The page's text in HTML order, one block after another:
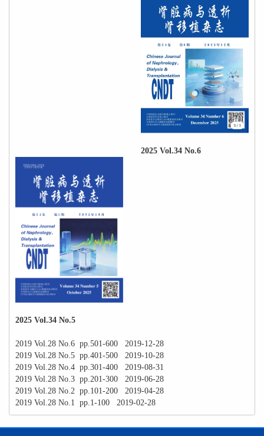
2025 Vol.34 No.6
2025 Vol.34 No.5
2019 Vol.28 No.6 pp.501-600 2019-12-28
2019 Vol.28 No.5 pp.401-500 2019-10-28
2019 Vol.28 No.4 pp.301-400 2019-08-31
2019 Vol.28 No.3 pp.201-300 2019-06-28
2019 Vol.28 No.2 pp.101-200 2019-04-28
2019 Vol.28 No.1 pp.1-100 2019-02-28